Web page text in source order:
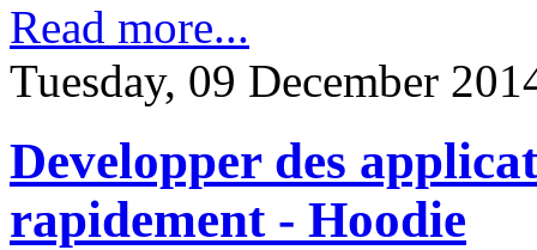
Read more...
Tuesday, 09 December
Developper des
rapidement - Hoodie